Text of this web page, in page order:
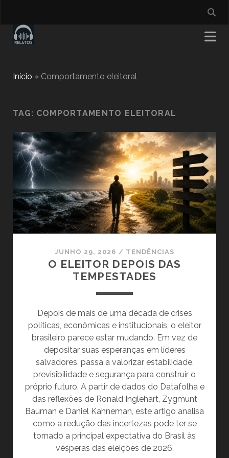
Início » Comportamento eleitoral
TAG: COMPORTAMENTO ELEITORAL
JUNHO 29, 2026 / TENDÊNCIAS
O ELEITOR DEPOIS DAS
TEMPESTADES
Depois de mais de uma década de crises
políticas, econômicas e institucionais, o eleitor
brasileiro parece estar mudando. Em vez de
depositar suas esperanças em líderes
salvadores, passa a valorizar estabilidade,
previsibilidade e segurança para construir o
próprio futuro. A partir de dados do Datafolha e
das reflexões de Ronald Inglehart, Zygmunt
Bauman e Daniel Kahneman, este artigo analisa
como a redução das incertezas pode ter se
tornado a principal expectativa do Brasil às
vésperas das eleições de 2026.